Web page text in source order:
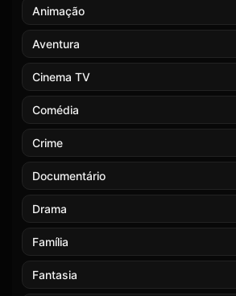
Animação
Aventura
Cinema TV
Comédia
Crime
Documentário
Drama
Família
Fantasia